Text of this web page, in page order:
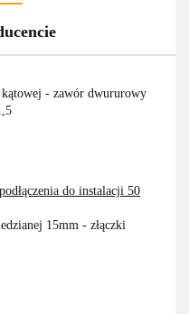
- zawór dwururowy
do instalacji 50
15mm - złączki